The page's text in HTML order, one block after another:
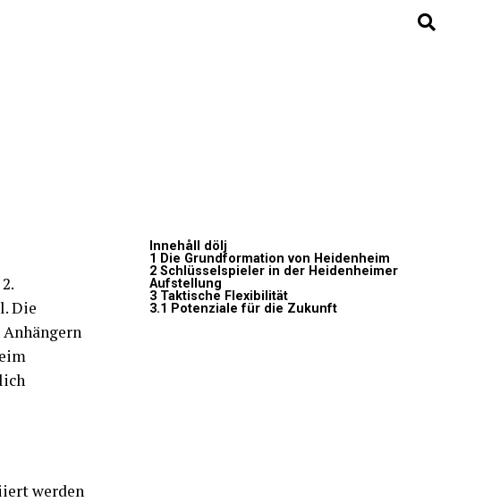
Die
werden
Innehåll
dölj
1 Die Grundformation von Heidenheim
2 Schlüsselspieler in der Heidenheimer
Aufstellung
3 Taktische Flexibilität
3.1 Potenziale für die Zukunft